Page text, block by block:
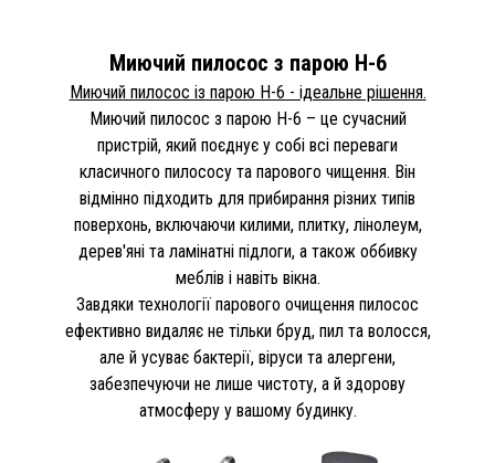
Миючий пилосос з парою H-6
Миючий пилосос із парою H-6 - ідеальне рішення.
Миючий пилосос з парою H-6 – це сучасний
пристрій, який поєднує у собі всі переваги
класичного пилососу та парового чищення. Він
відмінно підходить для прибирання різних типів
поверхонь, включаючи килими, плитку, лінолеум,
дерев'яні та ламінатні підлоги, а також оббивку
меблів і навіть вікна.
Завдяки технології парового очищення пилосос
ефективно видаляє не тільки бруд, пил та волосся,
але й усуває бактерії, віруси та алергени,
забезпечуючи не лише чистоту, а й здорову
атмосферу у вашому будинку.